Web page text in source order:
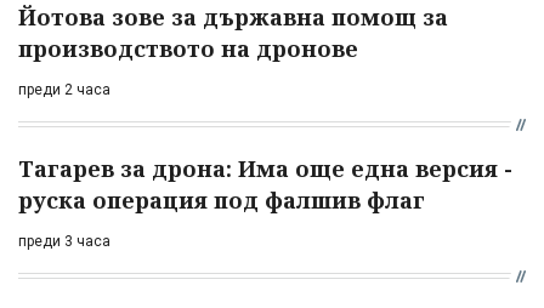
Йотова зове за държавна помощ за
производството на дронове
преди 2 часа
Тагарев за дрона: Има още една версия -
руска операция под фалшив флаг
преди 3 часа